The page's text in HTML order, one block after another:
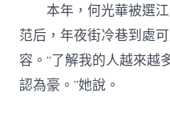
本年，何光華被選江
范后，年夜街冷巷到處
容。“了解我的人越來越
認為豪。”她說。